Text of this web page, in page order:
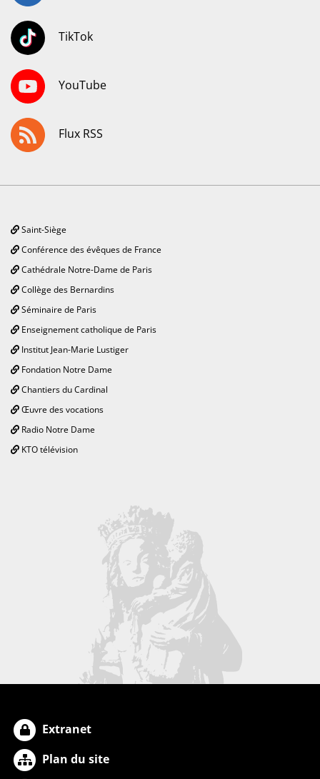
TikTok
YouTube
Flux RSS
Saint-Siège
Conférence des évêques de France
Cathédrale Notre-Dame de Paris
Collège des Bernardins
Séminaire de Paris
Enseignement catholique de Paris
Institut Jean-Marie Lustiger
Fondation Notre Dame
Chantiers du Cardinal
Œuvre des vocations
Radio Notre Dame
KTO télévision
Extranet
Plan du site